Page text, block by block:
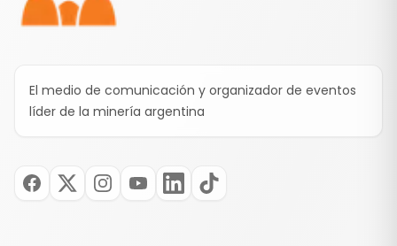
El medio de comunicación y organizador de eventos
líder de la minería argentina